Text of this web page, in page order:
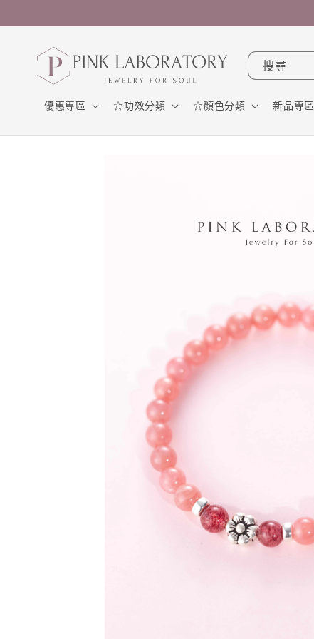
優惠專區 ☆功效分類 ☆顏色分類 新品專區
搜尋